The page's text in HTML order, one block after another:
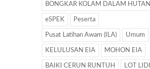
BONGKAR KOLAM DALAM HUTAN
eSPEK Peserta
Pusat Latihan Awam (ILA) Umum
KELULUSAN EIA MOHON EIA
BAIKI CERUN RUNTUH LOT LIDI